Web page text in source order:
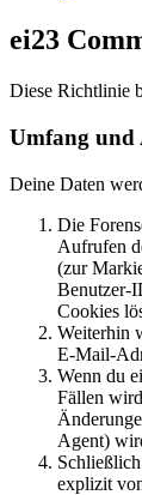
ei23
Diese Richtlinie
Umfang und
Deine Daten
Die
Aufrufen
(zur
Benutzer-
Cookies
Weiterhin
E-Mail-
Wenn du
Fällen
Agent)
explizit